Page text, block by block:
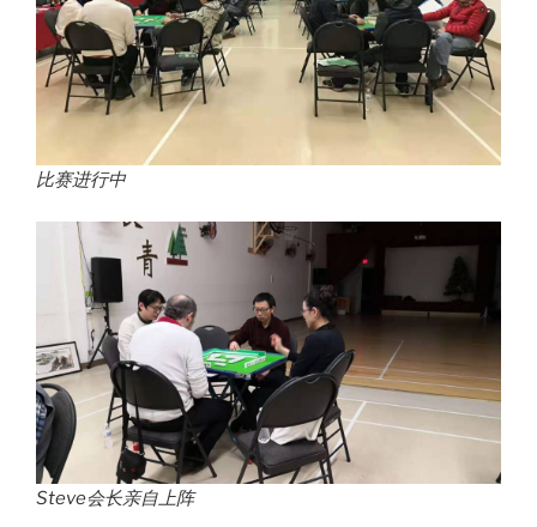
比赛进行中
Steve会长亲自上阵